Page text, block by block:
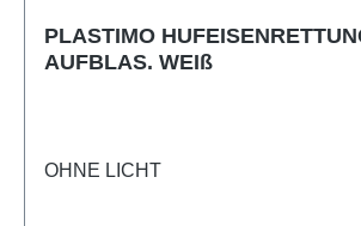
PLASTIMO
AUFBLAS. WEIß
OHNE LICHT